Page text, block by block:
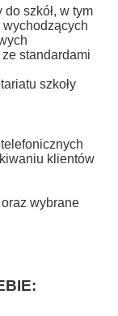
szkół, w tym
standardami
szkoły
klientów
wybrane